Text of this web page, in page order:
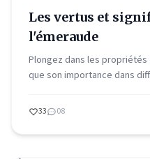
Les vertus et
l'émeraude
Plongez dans les
que son importance dans
33 08